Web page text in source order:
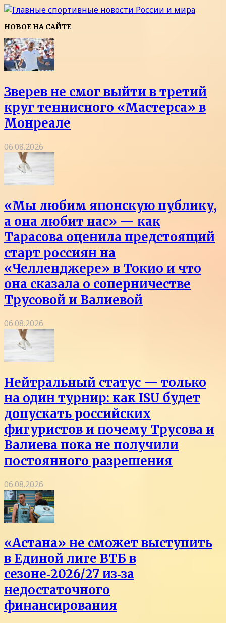
НОВОЕ НА САЙТЕ
Зверев не смог выйти в третий
круг теннисного «Мастерса» в
Монреале
06.08.2026
«Мы любим японскую публику,
а она любит нас» — как
Тарасова оценила предстоящий
старт россиян на
«Челленджере» в Токио и что
она сказала о соперничестве
Трусовой и Валиевой
06.08.2026
Нейтральный статус — только
на один турнир: как ISU будет
допускать российских
фигуристов и почему Трусова и
Валиева пока не получили
постоянного разрешения
06.08.2026
«Астана» не сможет выступить
в Единой лиге ВТБ в
сезоне‑2026/27 из‑за
недостаточного
финансирования